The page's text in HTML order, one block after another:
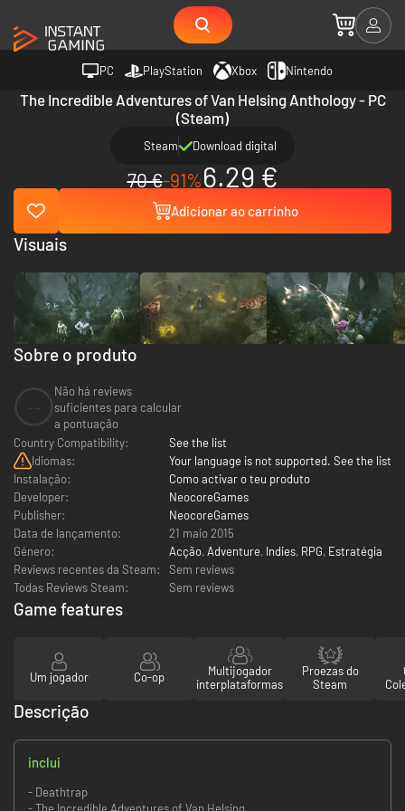
PC PlayStation Xbox Nintendo
The Incredible Adventures of Van Helsing Anthology - PC
(Steam)
Steam Download digital
70 €-91%6.29 €
Adicionar ao carrinho
Sobre o produto
Não há reviews
suficientes para calcular
a pontuação
Country Compatibility:
See the list
Idiomas:
Your language is not supported. See the list
Instalação:
Como activar o teu produto
Developer:
NeocoreGames
Publisher:
NeocoreGames
Data de lançamento:
21 maio 2015
Género:
Acção, Adventure, Indies, RPG, Estratégia
Reviews recentes da Steam:
Sem reviews
Todas Reviews Steam:
Sem reviews
Visuais
Game features
Um jogador Co-op
Multijogador
interplataformas
Proezas do
Steam
Descrição
inclui
- Deathtrap
- The Incredible Adventures of Van Helsing